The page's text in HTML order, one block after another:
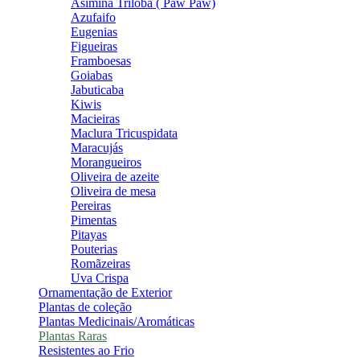
Azufaifo
Eugenias
Figueiras
Framboesas
Goiabas
Jabuticaba
Kiwis
Macieiras
Maclura Tricuspidata
Maracujás
Morangueiros
Oliveira de azeite
Oliveira de mesa
Pereiras
Pimentas
Pitayas
Pouterias
Romãzeiras
Uva Crispa
Ornamentação de Exterior
Plantas de coleção
Plantas Medicinais/Aromáticas
Plantas Raras
Resistentes ao Frio